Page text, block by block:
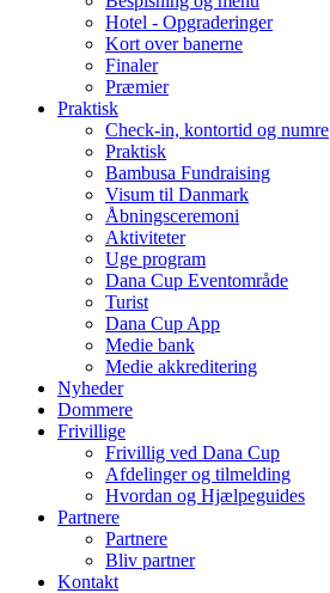
Hotel - Opgraderinger
Kort over banerne
Finaler
Præmier
Praktisk
Check-in, kontortid og numre
Praktisk
Bambusa Fundraising
Visum til Danmark
Åbningsceremoni
Aktiviteter
Uge program
Dana Cup Eventområde
Turist
Dana Cup App
Medie bank
Medie akkreditering
Nyheder
Dommere
Frivillige
Frivillig ved Dana Cup
Afdelinger og tilmelding
Hvordan og Hjælpeguides
Partnere
Partnere
Bliv partner
Kontakt